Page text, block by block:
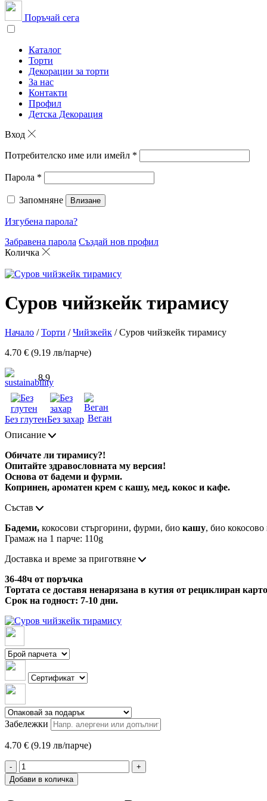
Поръчай сега
Каталог
Торти
Декорации за торти
За нас
Контакти
Профил
Детска Декорация
Вход
Потребителско име или имейл *
Парола *
Запомняне Влизане
Изгубена парола?
Забравена парола Създай нов профил
Количка
Суров чийзкейк тирамису
Начало /Торти /Чийзкейк / Суров чийзкейк тирамису
4.70 € (9.19 лв/парче)
8.9
Без глутенБез захар Веган
Описание
Обичате ли тирамису?!
Опитайте здравословната му версия!
Основа от бадеми и фурми.
Копринен, ароматен крем с кашу, мед, кокос и кафе.
Състав
Бадеми, кокосови стъргорини, фурми, био кашу, био
Грамаж на 1 парче: 110g
Доставка и време за приготвяне
36-48ч от поръчка
Тортата се доставя ненарязана в кутия от рециклиран
Срок на годност: 7-10 дни.
Забележки
4.70 € (9.19 лв/парче)
-
+
Добави в количка